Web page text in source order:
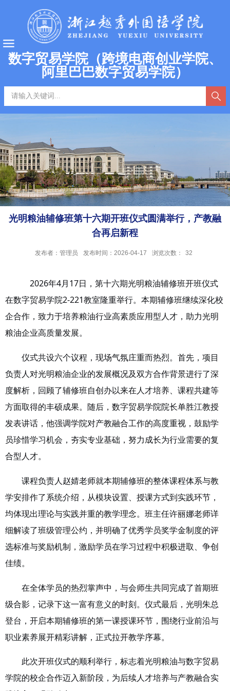
数字贸易学院（跨境电商创业学院、
阿里巴巴数字贸易学院）
光明粮油辅修班第十六期开班仪式圆满举行，产教融
合再启新程
发布者：管理员 发布时间：2026-04-17 浏览次数： 32
2026年4月17日，第十六期光明粮油辅修班开班仪式
在数字贸易学院2-221教室隆重举行。本期辅修班继续深化校
企合作，致力于培养粮油行业高素质应用型人才，助力光明
粮油企业高质量发展。
仪式共设六个议程，现场气氛庄重而热烈。首先，项目
负责人对光明粮油企业的发展概况及双方合作背景进行了深
度解析，回顾了辅修班自创办以来在人才培养、课程共建等
方面取得的丰硕成果。随后，数字贸易学院院长单胜江教授
发表讲话，他强调学院对产教融合工作的高度重视，鼓励学
员珍惜学习机会，夯实专业基础，努力成长为行业需要的复
合型人才。
课程负责人赵婧老师就本期辅修班的整体课程体系与教
学安排作了系统介绍，从模块设置、授课方式到实践环节，
均体现出理论与实践并重的教学理念。班主任许丽娜老师详
细解读了班级管理公约，并明确了优秀学员奖学金制度的评
选标准与奖励机制，激励学员在学习过程中积极进取、争创
佳绩。
在全体学员的热烈掌声中，与会师生共同完成了首期班
级合影，记录下这一富有意义的时刻。仪式最后，光明朱总
登台，开启本期辅修班的第一课授课环节，围绕行业前沿与
职业素养展开精彩讲解，正式拉开教学序幕。
此次开班仪式的顺利举行，标志着光明粮油与数字贸易
学院的校企合作迈入新阶段，为后续人才培养与产教融合实